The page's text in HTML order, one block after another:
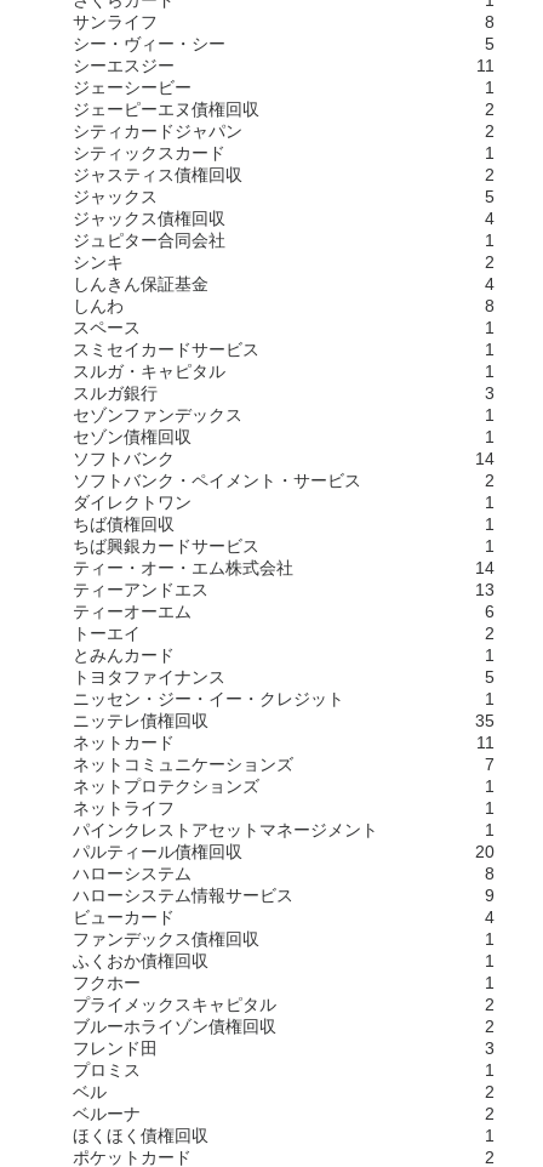
サンライフ
8
シー・ヴィー・シー
5
シーエスジー
11
ジェーシービー
1
ジェーピーエヌ債権回収
2
シティカードジャパン
2
シティックスカード
1
ジャスティス債権回収
2
ジャックス
5
ジャックス債権回収
4
ジュピター合同会社
1
シンキ
2
しんきん保証基金
4
しんわ
8
スペース
1
スミセイカードサービス
1
スルガ・キャピタル
1
スルガ銀行
3
セゾンファンデックス
1
セゾン債権回収
1
ソフトバンク
14
ソフトバンク・ペイメント・サービス
2
ダイレクトワン
1
ちば債権回収
1
ちば興銀カードサービス
1
ティー・オー・エム株式会社
14
ティーアンドエス
13
ティーオーエム
6
トーエイ
2
とみんカード
1
トヨタファイナンス
5
ニッセン・ジー・イー・クレジット
1
ニッテレ債権回収
35
ネットカード
11
ネットコミュニケーションズ
7
ネットプロテクションズ
1
ネットライフ
1
パインクレストアセットマネージメント
1
パルティール債権回収
20
ハローシステム
8
ハローシステム情報サービス
9
ビューカード
4
ファンデックス債権回収
1
ふくおか債権回収
1
フクホー
1
プライメックスキャピタル
2
ブルーホライゾン債権回収
2
フレンド田
3
プロミス
1
ベル
2
ベルーナ
2
ほくほく債権回収
1
ポケットカード
2